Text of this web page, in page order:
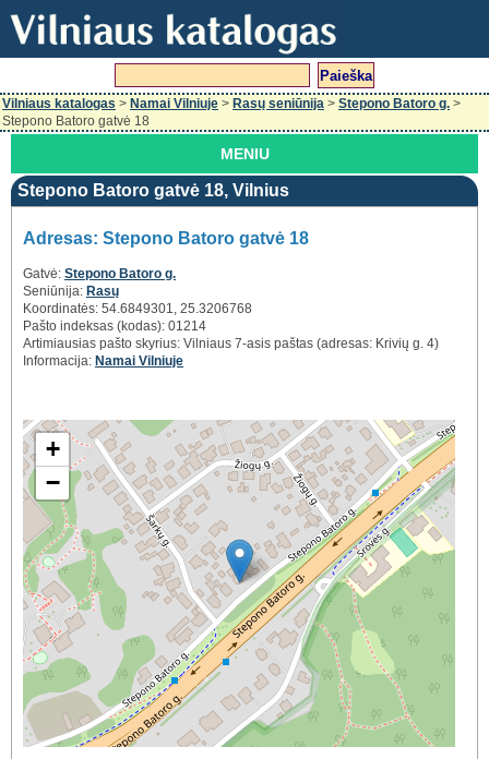
Vilniaus katalogas > Namai Vilniuje > Rasų seniūnija > Stepono Batoro g. >
Stepono Batoro gatvė 18
MENIU
Stepono Batoro gatvė 18, Vilnius
Adresas: Stepono Batoro gatvė 18
Gatvė: Stepono Batoro g.
Seniūnija: Rasų
Koordinatės: 54.6849301, 25.3206768
Pašto indeksas (kodas): 01214
Artimiausias pašto skyrius: Vilniaus 7-asis paštas (adresas: Krivių g. 4)
Informacija: Namai Vilniuje
+
−